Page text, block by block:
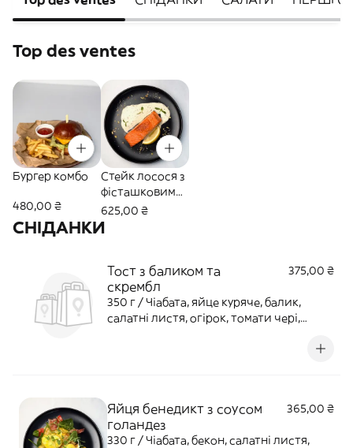
Top des ventes
Бургер комбо
480,00 ₴
Стейк лосося з
фісташковим
соусом
625,00 ₴
СНІДАНКИ
Тост з баликом та
скрембл
375,00 ₴
350 г / Чіабата, яйце куряче, балик,
салатні листя, огірок, томати чері,
Яйця бенедикт з соусом
голандез
365,00 ₴
330 г / Чіабата, бекон, салатні листя,